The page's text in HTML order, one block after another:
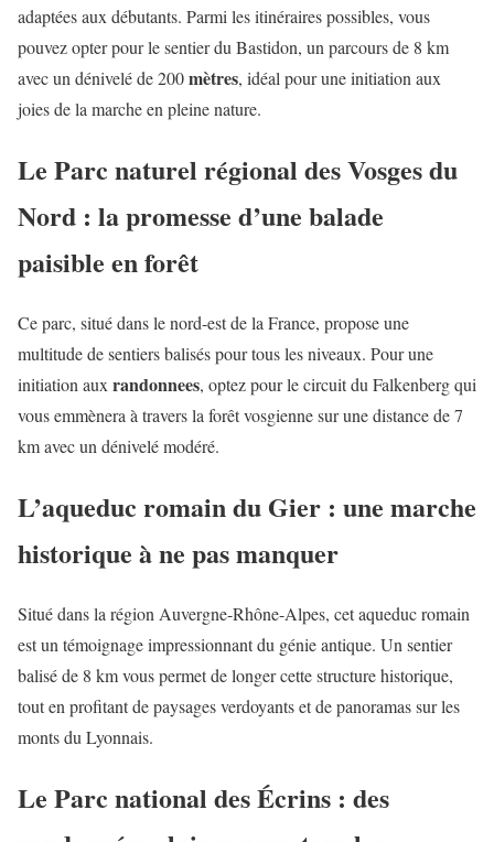
adaptées aux débutants. Parmi les itinéraires possibles, vous
pouvez opter pour le sentier du Bastidon, un parcours de 8 km
avec un dénivelé de 200mètres, idéal pour une initiation aux
joies de la marche en pleine nature.
Le Parc naturel régional des Vosges du
Nord : la promesse d’une balade
paisible en forêt
Ce parc, situé dans le nord-est de la France, propose une
multitude de sentiers balisés pour tous les niveaux. Pour une
initiation auxrandonnees, optez pour le circuit du Falkenberg qui
vous emmènera à travers la forêt vosgienne sur une distance de 7
km avec un dénivelé modéré.
L’aqueduc romain du Gier : une marche
historique à ne pas manquer
Situé dans la région Auvergne-Rhône-Alpes, cet aqueduc romain
est un témoignage impressionnant du génie antique. Un sentier
balisé de 8 km vous permet de longer cette structure historique,
tout en profitant de paysages verdoyants et de panoramas sur les
monts du Lyonnais.
Le Parc national des Écrins : des